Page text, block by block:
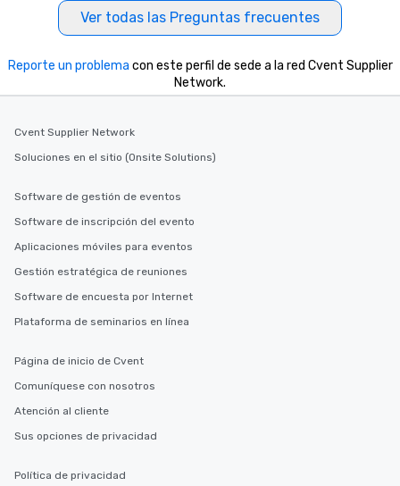
Ver todas las Preguntas frecuentes
Reporte un problema con este perfil de sede a la red Cvent Supplier
Network.
Cvent Supplier Network
Soluciones en el sitio (Onsite Solutions)
Software de gestión de eventos
Software de inscripción del evento
Aplicaciones móviles para eventos
Gestión estratégica de reuniones
Software de encuesta por Internet
Plataforma de seminarios en línea
Página de inicio de Cvent
Comuníquese con nosotros
Atención al cliente
Sus opciones de privacidad
Política de privacidad